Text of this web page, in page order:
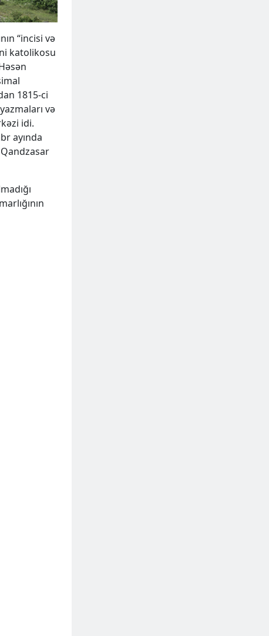
“incisi və
katolikosu
1815-ci
və
idi.
ayında